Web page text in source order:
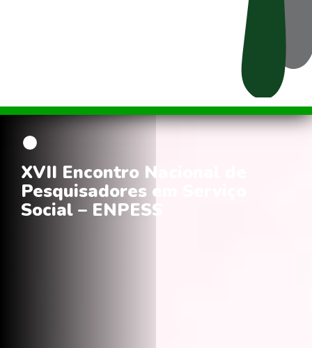
XVII Encontro Nacional de
Pesquisadores em Serviço
Social – ENPESS